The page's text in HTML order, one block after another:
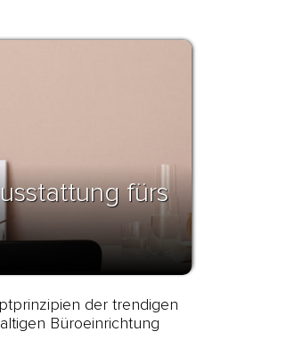
fürs
der trendigen
Büroeinrichtung